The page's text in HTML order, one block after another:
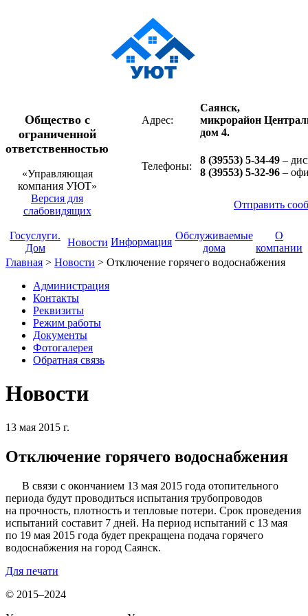
Общество с
ограниченной
ответственностью
«Управляющая
компания УЮТ»
Адрес:
Саянск,
микрорайон
дом 4.
Телефоны:
8 (39553) 5-34-49 –
8 (39553) 5-32-96 –
Версия для
слабовидящих
Отправить
Госуслуги.
Дом
Новости Информация
Обслуживаемые
дома
О
компании
Главная > Новости > Отключение горячего водоснабжения
Администрация
Контакты
Реквизиты
Режим работы
Документы
Фотогалерея
Обратная связь
Новости
13 мая 2015 г.
Отключение горячего водоснабжения
В связи с окончанием 13 мая 2015 года отопительного
периода будут проводиться испытания трубопроводов
на прочность, плотность и тепловые потери. Срок проведения
испытаний составит 7 дней. На период испытаний с 13 мая
по 19 мая 2015 года будет прекращена подача горячего
водоснабжения на город Саянск.
Для печати
© 2015–2024